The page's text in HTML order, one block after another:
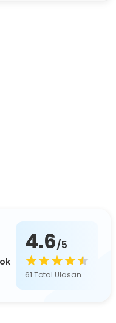
4.6/5
61 Total Ulasan